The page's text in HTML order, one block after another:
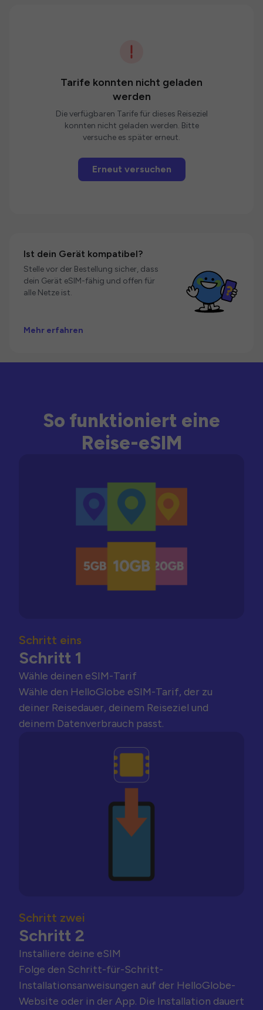
Tarife konnten nicht geladen
werden
Die verfügbaren Tarife für dieses Reiseziel
konnten nicht geladen werden. Bitte
versuche es später erneut.
Erneut versuchen
Ist dein Gerät kompatibel?
Stelle vor der Bestellung sicher, dass
dein Gerät eSIM-fähig und offen für
alle Netze ist.
Mehr erfahren
So funktioniert eine
Reise-eSIM
Schritt eins
Schritt 1
Wähle deinen eSIM-Tarif
Wähle den HelloGlobe eSIM-Tarif, der zu
deiner Reisedauer, deinem Reiseziel und
deinem Datenverbrauch passt.
Schritt zwei
Schritt 2
Installiere deine eSIM
Folge den Schritt-für-Schritt-
Installationsanweisungen auf der HelloGlobe-
Website oder in der App. Die Installation dauert